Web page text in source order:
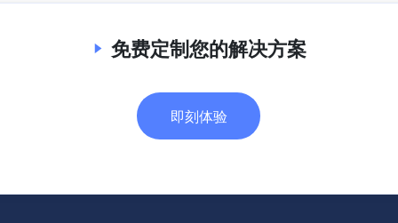
免费定制您的解决方案
即刻体验